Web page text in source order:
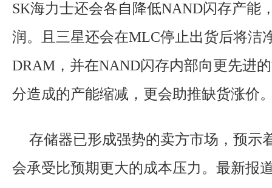
SK海力士还会各自降低NAND闪存产能
润。且三星还会在MLC停止出货后将洁
DRAM，并在NAND闪存内部向更先进
分造成的产能缩减，更会助推缺货涨价
存储器已形成强势的卖方市场，预示
会承受比预期更大的成本压力。最新报